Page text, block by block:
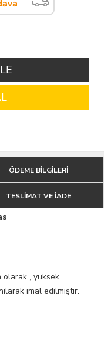
ÖDEME BİLGİLERİ
TESLİMAT VE İADE
olarak , yüksek
imal edilmiştir.